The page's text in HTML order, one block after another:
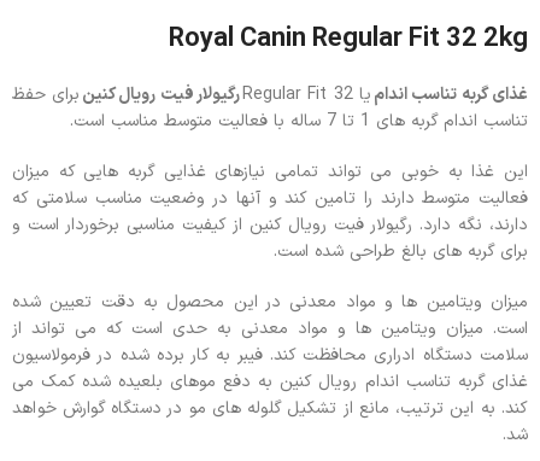
Royal Canin Regular Fit 32 2kg
غذای گربه تناسب اندامیا Regular Fit 32 رگیولار فیت رویال کنینبرای حفظ
تناسب اندام گربه های 1 تا 7 ساله با فعالیت متوسط مناسب است.
این غذا به خوبی می تواند تمامی نیازهای غذایی گربه هایی که میزان
فعالیت متوسط دارند را تامین کند و آنها در وضعیت مناسب سلامتی که
دارند، نگه دارد. رگیولار فیت رویال کنین از کیفیت مناسبی برخوردار است و
برای گربه های بالغ طراحی شده است.
میزان ویتامین ها و مواد معدنی در این محصول به دقت تعیین شده
است. میزان ویتامین ها و مواد معدنی به حدی است که می تواند از
سلامت دستگاه ادراری محافظت کند. فیبر به کار برده شده در فرمولاسیون
غذای گربه تناسب اندام رویال کنین به دفع موهای بلعیده شده کمک می
کند. به این ترتیب، مانع از تشکیل گلوله های مو در دستگاه گوارش خواهد
شد.